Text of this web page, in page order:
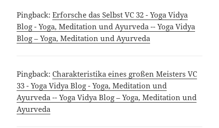
Pingback:Erforsche das Selbst VC 32 - Yoga Vidya
Blog - Yoga, Meditation und Ayurveda -- Yoga Vidya
Blog – Yoga, Meditation und Ayurveda
Pingback:Charakteristika eines großen Meisters VC
33 - Yoga Vidya Blog - Yoga, Meditation und
Ayurveda -- Yoga Vidya Blog – Yoga, Meditation und
Ayurveda